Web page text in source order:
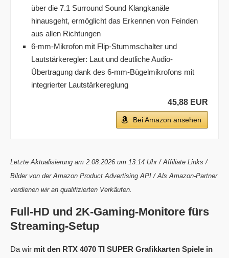
über die 7.1 Surround Sound Klangkanäle
hinausgeht, ermöglicht das Erkennen von Feinden
aus allen Richtungen
6-mm-Mikrofon mit Flip-Stummschalter und
Lautstärkeregler: Laut und deutliche Audio-
Übertragung dank des 6-mm-Bügelmikrofons mit
integrierter Lautstärkereglung
45,88 EUR
Bei Amazon ansehen
Letzte Aktualisierung am 2.08.2026 um 13:14 Uhr / Affiliate Links /
Bilder von der Amazon Product Advertising API / Als Amazon-Partner
verdienen wir an qualifizierten Verkäufen.
Full-HD und 2K-Gaming-Monitore fürs
Streaming-Setup
Da wir mit den RTX 4070 TI SUPER Grafikkarten Spiele in